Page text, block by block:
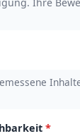
*